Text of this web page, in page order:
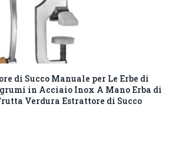
di Succo Manuale per Le Erbe di
in Acciaio Inox A Mano Erba di
Verdura Estrattore di Succo